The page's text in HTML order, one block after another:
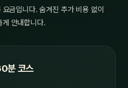
금입니다. 숨겨진 추가 비용 없이
게 안내합니다.
분 코스